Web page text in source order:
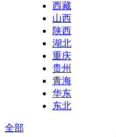
西藏
山西
陕西
湖北
重庆
贵州
青海
华东
东北
全部